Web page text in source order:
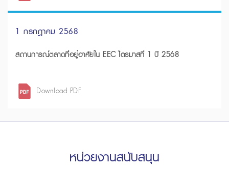
1 กรกฎาคม 2568
สถานการณ์ตลาดที่อยู่อาศัยใน EEC ไตรมาสที่ 1 ปี 2568
Download PDF
หน่วยงานสนับสนุน